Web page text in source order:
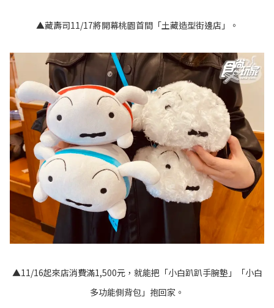
▲藏壽司11/17將開幕桃園首間「土藏造型街邊店」。
▲11/16起來店消費滿1,500元，就能把「小白趴趴手腕墊」「小白
多功能側背包」抱回家。